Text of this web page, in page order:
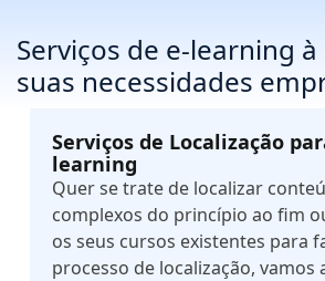
Serviços de e-learning
suas necessidades
Serviços de Localização
learning
Quer se trate de localizar
complexos do princípio ao fim
os seus cursos existentes para
processo de localização, vamos